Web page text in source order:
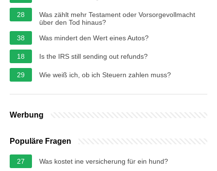
28
Was zählt mehr Testament oder Vorsorgevollmacht
über den Tod hinaus?
38
Was mindert den Wert eines Autos?
18 Is the IRS still sending out refunds?
29 Wie weiß ich, ob ich Steuern zahlen muss?
Werbung
Populäre Fragen
27 Was kostet ine versicherung für ein hund?